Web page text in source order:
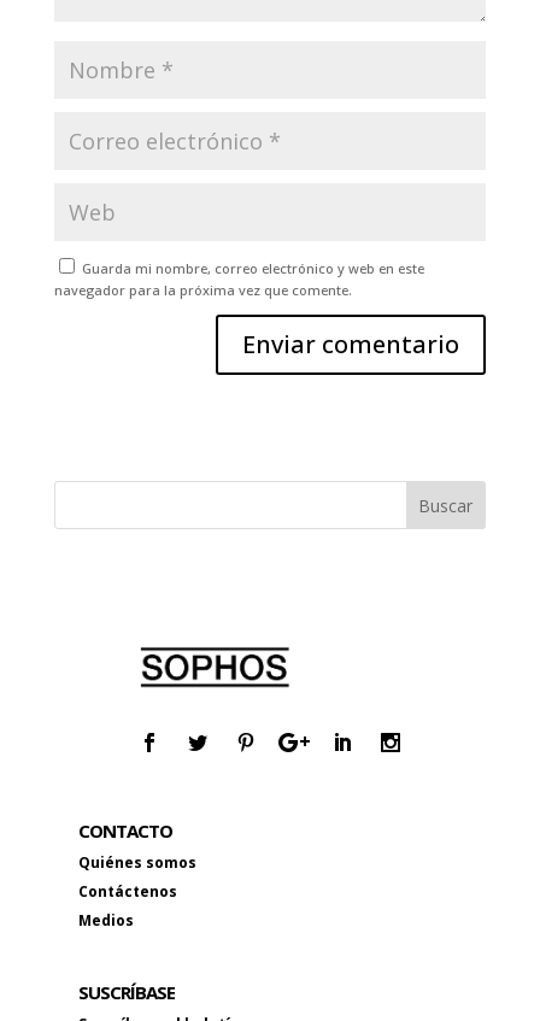
Guarda mi nombre, correo electrónico y web en este
navegador para la próxima vez que comente.
CONTACTO
Quiénes somos
Contáctenos
Medios
SUSCRÍBASE